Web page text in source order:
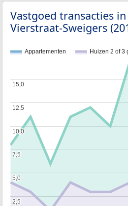
Vastgoed transacties
Vierstraat-Sweigers
Appartementen Huizen 2 of 3
2,5
2,5
5,0
5,0
7,5
7,5
10,0
10,0
12,5
12,5
15,0
15,0